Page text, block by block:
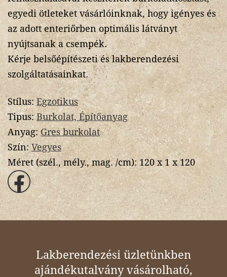
egyedi ötleteket vásárlóinknak, hogy igényes és
az adott enteriőrben optimális látványt
nyújtsanak a csempék.
Kérje belsőépítészeti és lakberendezési
szolgáltatásainkat.
Stílus:Egzotikus
Tipus:Burkolat, Építőanyag
Anyag:Gres burkolat
Szín:Vegyes
Méret (szél., mély., mag. /cm):120 x 1 x 120
Lakberendezési üzletünkben
ajándékutalvány vásárolható,